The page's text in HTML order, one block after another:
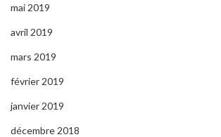
mai 2019
avril 2019
mars 2019
février 2019
janvier 2019
décembre 2018